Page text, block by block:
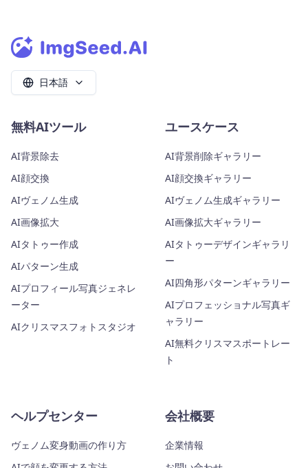
日本語
無料AIツール
AI背景除去
AI顔交換
AIヴェノム生成
AI画像拡大
AIタトゥー作成
AIパターン生成
AIプロフィール写真ジェネレ
ーター
AIクリスマスフォトスタジオ
ユースケース
AI背景削除ギャラリー
AI顔交換ギャラリー
AIヴェノム生成ギャラリー
AI画像拡大ギャラリー
AIタトゥーデザインギャラリ
ー
AI四角形パターンギャラリー
AIプロフェッショナル写真ギ
ャラリー
AI無料クリスマスポートレー
ト
ヘルプセンター
ヴェノム変身動画の作り方
会社概要
企業情報